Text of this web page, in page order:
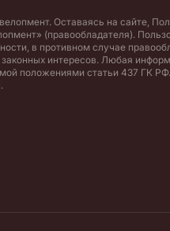
Оставаясь на сайте,
(правообладателя).
в противном случае
интересов. Любая
положениями статьи 437 ГК РФ.